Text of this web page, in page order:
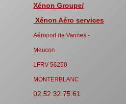
Xénon Groupe/
Xénon Aéro services
Aéroport de Vannes -
Meucon
LFRV 56250
MONTERBLANC
02.52.32.75.61